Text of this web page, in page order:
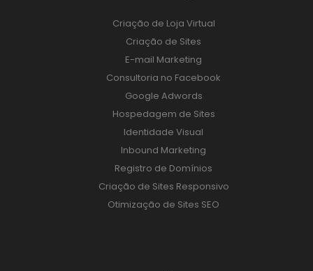
Criação de Loja Virtual
Criação de Sites
E-mail Marketing
Consultoria no Facebook
Google Adwords
Hospedagem de Sites
Identidade Visual
Inbound Marketing
Registro de Domínios
Criação de Sites Responsivo
Otimização de Sites SEO